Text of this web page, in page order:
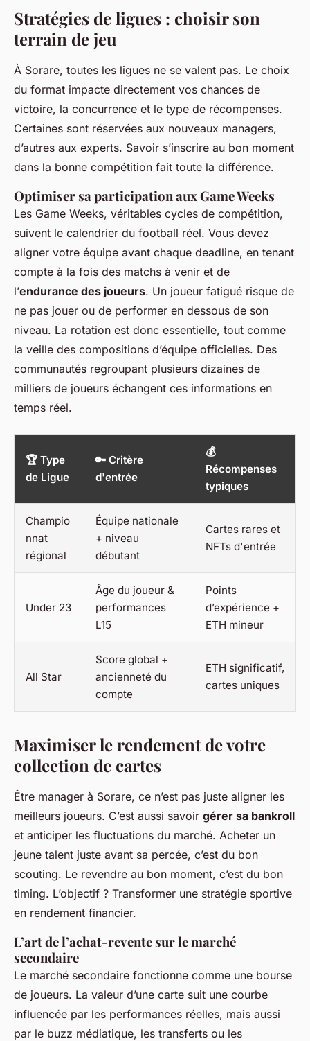
Stratégies de ligues : choisir son
terrain de jeu
À Sorare, toutes les ligues ne se valent pas. Le choix
du format impacte directement vos chances de
victoire, la concurrence et le type de récompenses.
Certaines sont réservées aux nouveaux managers,
d’autres aux experts. Savoir s’inscrire au bon moment
dans la bonne compétition fait toute la différence.
Optimiser sa participation aux Game Weeks
Les Game Weeks, véritables cycles de compétition,
suivent le calendrier du football réel. Vous devez
aligner votre équipe avant chaque deadline, en tenant
compte à la fois des matchs à venir et de
l’endurance des joueurs. Un joueur fatigué risque de
ne pas jouer ou de performer en dessous de son
niveau. La rotation est donc essentielle, tout comme
la veille des compositions d’équipe officielles. Des
communautés regroupant plusieurs dizaines de
milliers de joueurs échangent ces informations en
temps réel.
🏆 Type
de Ligue
🔑 Critère
d'entrée
💰
Récompenses
typiques
Champio
nnat
régional
Équipe nationale
+ niveau
débutant
Cartes rares et
NFTs d'entrée
Under 23
Âge du joueur &
performances
L15
Points
d’expérience +
ETH mineur
All Star
Score global +
ancienneté du
compte
ETH significatif,
cartes uniques
Maximiser le rendement de votre
collection de cartes
Être manager à Sorare, ce n’est pas juste aligner les
meilleurs joueurs. C’est aussi savoir gérer sa bankroll
et anticiper les fluctuations du marché. Acheter un
jeune talent juste avant sa percée, c’est du bon
scouting. Le revendre au bon moment, c’est du bon
timing. L’objectif ? Transformer une stratégie sportive
en rendement financier.
L’art de l’achat-revente sur le marché
secondaire
Le marché secondaire fonctionne comme une bourse
de joueurs. La valeur d’une carte suit une courbe
influencée par les performances réelles, mais aussi
par le buzz médiatique, les transferts ou les